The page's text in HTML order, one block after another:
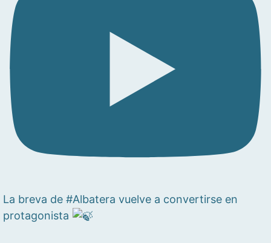
La breva de #Albatera vuelve a convertirse en
protagonista